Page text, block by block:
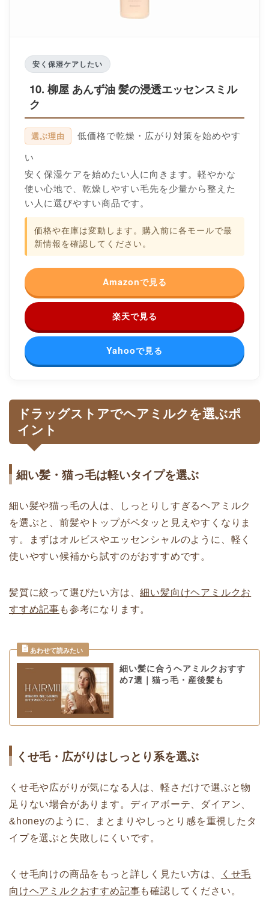
安く保湿ケアしたい
10. 柳屋 あんず油 髪の浸透エッセンスミル
ク
選ぶ理由
低価格で乾燥・広がり対策を始めやす
い
安く保湿ケアを始めたい人に向きます。軽やかな
使い心地で、乾燥しやすい毛先を少量から整えた
い人に選びやすい商品です。
価格や在庫は変動します。購入前に各モールで最
新情報を確認してください。
Amazonで見る
楽天で見る
Yahooで見る
ドラッグストアでヘアミルクを選ぶポ
イント
細い髪・猫っ毛は軽いタイプを選ぶ
細い髪や猫っ毛の人は、しっとりしすぎるヘアミルク
を選ぶと、前髪やトップがペタッと見えやすくなりま
す。まずはオルビスやエッセンシャルのように、軽く
使いやすい候補から試すのがおすすめです。
髪質に絞って選びたい方は、細い髪向けヘアミルクお
すすめ記事 も参考になります。
細い髪に合うヘアミルクおすす
め7選｜猫っ毛・産後髪も
くせ毛・広がりはしっとり系を選ぶ
くせ毛や広がりが気になる人は、軽さだけで選ぶと物
足りない場合があります。ディアボーテ、ダイアン、
&honeyのように、まとまりやしっとり感を重視したタ
イプを選ぶと失敗しにくいです。
くせ毛向けの商品をもっと詳しく見たい方は、
くせ毛
向けヘアミルクおすすめ記事も確認してください。